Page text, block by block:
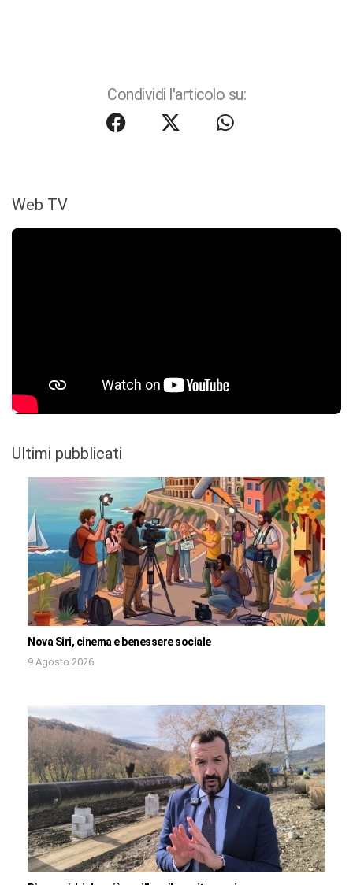
Condividi l'articolo su:
Web TV
Ultimi pubblicati
Nova Siri, cinema e benessere sociale
9 Agosto 2026